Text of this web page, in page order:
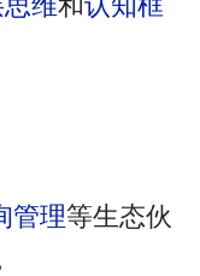
维和认知框
管理等生态伙